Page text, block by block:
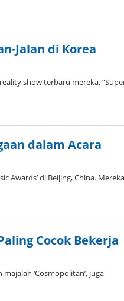
Jalan di Korea
show terbaru mereka,
dalam Acara
Awards’ di Beijing, China.
Cocok Bekerja
‘Cosmopolitan’, juga